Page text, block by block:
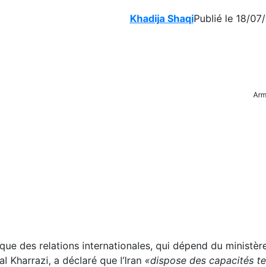
Khadija ShaqiPublié le 18/
des relations internationales, qui dépend du
Kharrazi, a déclaré que l’Iran«dispose des capacités